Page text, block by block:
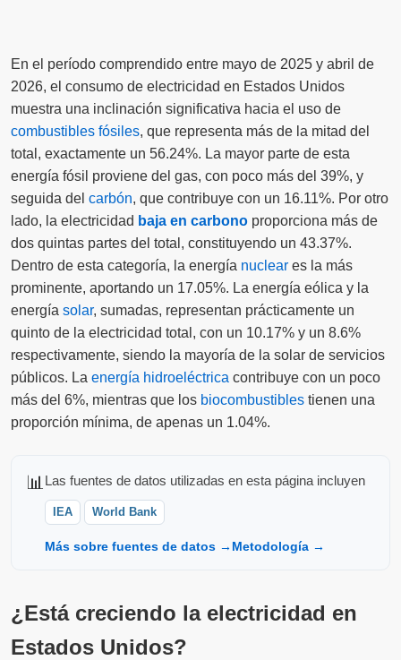
En el período comprendido entre mayo de 2025 y abril de
2026, el consumo de electricidad en Estados Unidos
muestra una inclinación significativa hacia el uso de
combustibles fósiles, que representa más de la mitad del
total, exactamente un 56.24%. La mayor parte de esta
energía fósil proviene del gas, con poco más del 39%, y
seguida del carbón, que contribuye con un 16.11%. Por otro
lado, la electricidad baja en carbono proporciona más de
dos quintas partes del total, constituyendo un 43.37%.
Dentro de esta categoría, la energía nuclear es la más
prominente, aportando un 17.05%. La energía eólica y la
energía solar, sumadas, representan prácticamente un
quinto de la electricidad total, con un 10.17% y un 8.6%
respectivamente, siendo la mayoría de la solar de servicios
públicos. La energía hidroeléctrica contribuye con un poco
más del 6%, mientras que los biocombustibles tienen una
proporción mínima, de apenas un 1.04%.
📊 Las fuentes de datos utilizadas en esta página incluyen
IEA World Bank
Más sobre fuentes de datos → Metodología →
¿Está creciendo la electricidad en
Estados Unidos?